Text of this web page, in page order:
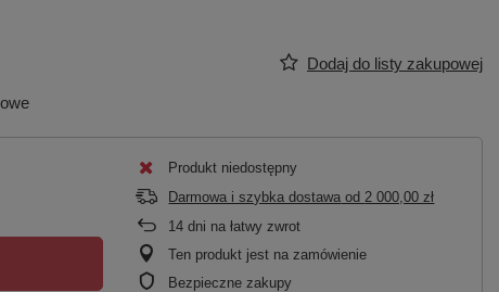
Dodaj do listy zakupowej
Produkt niedostępny
Darmowa i szybka dostawa od 2 000,00 zł
14 dni na łatwy zwrot
Ten produkt jest na zamówienie
Bezpieczne zakupy